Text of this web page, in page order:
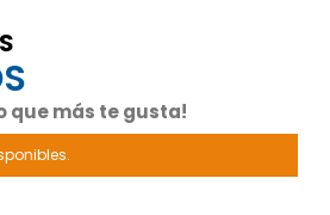
que más te gusta!